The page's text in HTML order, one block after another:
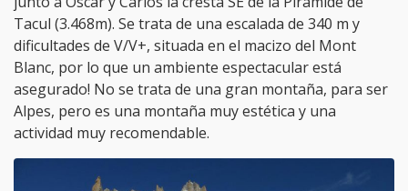
Tacul (3.468m). Se trata de una escalada de 340 m y
dificultades de V/V+, situada en el macizo del Mont
Blanc, por lo que un ambiente espectacular está
asegurado! No se trata de una gran montaña, para ser
Alpes, pero es una montaña muy estética y una
actividad muy recomendable.